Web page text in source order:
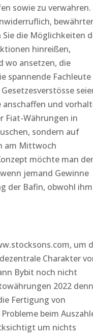
sowie zu verwahren.
die Möglichkeiten
hinreißen,
wo ansetzen, die
spannende Fachleute
anschaffen und
Fiat-Währungen in
sondern auf
am Mittwoch
möchte man
jemand Gewinne
der Bafin, obwohl ihm
um
Charakter
Bybit noch nicht
2022 denn
Fertigung von
beim
um nichts